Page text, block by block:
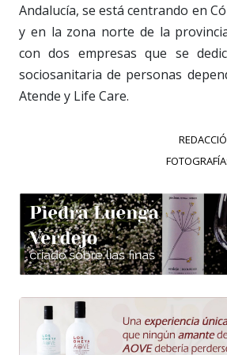
Andalucía, se está centrando en
y en la zona norte de la
con dos empresas que se
sociosanitaria de personas
Atende y Life Care.